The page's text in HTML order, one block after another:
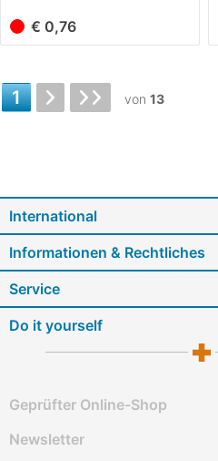
€ 0,76
1 von 13
International
Informationen & Rechtliches
Service
Do it yourself
Geprüfter Online-Shop
Newsletter